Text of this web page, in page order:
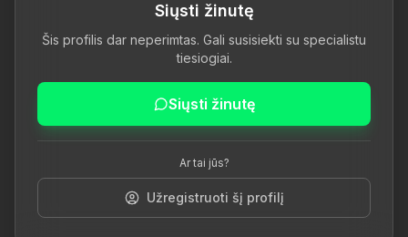
Siųsti žinutę
Šis profilis dar neperimtas. Gali susisiekti su specialistu
tiesiogiai.
Siųsti žinutę
Ar tai jūs?
Užregistruoti šį profilį